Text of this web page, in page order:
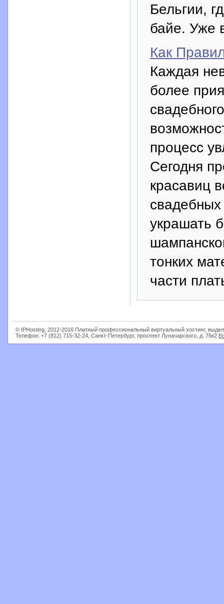
Бельгии,
байе. Уже
Как
Каждая
более
процесс
Сегодня
красавиц
украшать
тонких
части
© IPHosting, 2012-2016 Платный профессиональный виртуальный хостинг,
Телефон: +7 (812) 715-32-24, Санкт-Петербург, проспект Луначарского, д. 76к2